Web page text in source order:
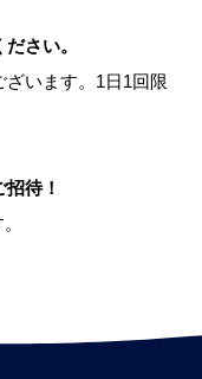
さい。
います。1日1回限
待！